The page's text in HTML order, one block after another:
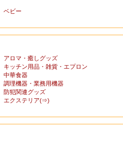
ベビー
アロマ・癒しグッズ
キッチン用品・雑貨・エプロン
中華食器
調理機器・業務用機器
防犯関連グッズ
エクステリア(⇒)